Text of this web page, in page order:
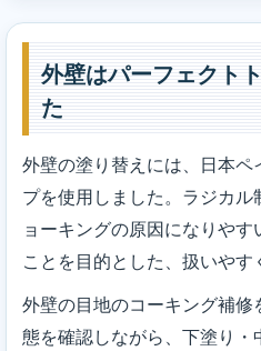
外壁はパーフェクト
た
外壁の塗り替えには、日本ペ
プを使用しました。ラジカ
ョーキングの原因になりや
ことを目的とした、扱いやす
外壁の目地のコーキング補修
態を確認しながら、下塗り・